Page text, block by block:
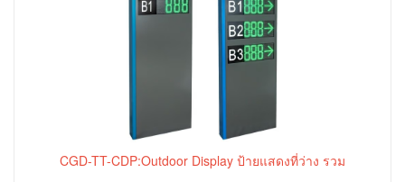
CGD-TT-CDP:Outdoor Display ป้ายแสดงที่ว่าง รวม